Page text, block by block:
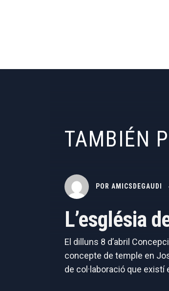
TAMBIÉN
POR AMICSDEGAUDI
L’església
El dilluns 8 d’abril
concepte de temple en
de col·laboració que existí